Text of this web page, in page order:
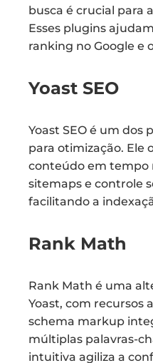
busca é crucial para
Esses plugins
ranking no Google e
Yoast SEO
Yoast SEO é um dos
para otimização. Ele
conteúdo em tempo
sitemaps e controle
facilitando a
Rank Math
Rank Math é uma
Yoast, com recursos
schema markup
múltiplas palavras-
intuitiva agiliza a